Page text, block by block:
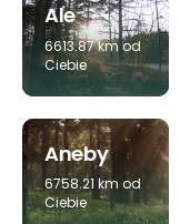
Ale
6613.87 km od
Ciebie
Aneby
6758.21 km od
Ciebie